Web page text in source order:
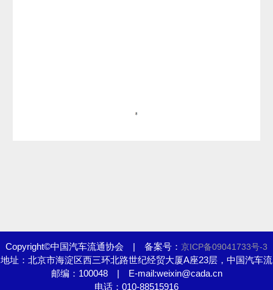
Copyright©中国汽车流通协会 | 备案号： 京ICP备09041733号-3
地址：北京市海淀区西三环北路世纪经贸大厦A座23层，中国汽车流
通协会
邮编：100048 | E-mail:weixin@cada.cn
电话：010-88515916